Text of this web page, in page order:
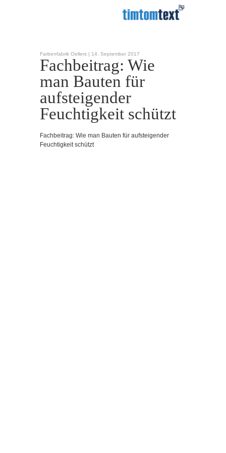
Farbenfabrik Oellers | 14. September 2017
Fachbeitrag: Wie
man Bauten für
aufsteigender
Feuchtigkeit schützt
Fachbeitrag: Wie man Bauten für aufsteigender
Feuchtigkeit schützt